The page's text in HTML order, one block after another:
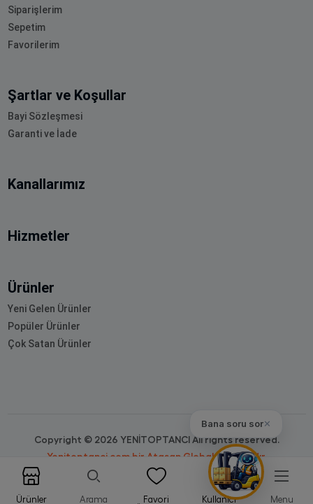
Bana soru sor✕
Ürünler Arama Favori Kullanıcı Menu
Siparişlerim
Sepetim
Favorilerim
Şartlar ve Koşullar
Bayi Sözleşmesi
Garanti ve İade
Kanallarımız
Hizmetler
Ürünler
Yeni Gelen Ürünler
Popüler Ürünler
Çok Satan Ürünler
Copyright © 2026 YENİTOPTANCI All rights reserved.
Yenitoptanci.com bir Atasan Global markasıdır.